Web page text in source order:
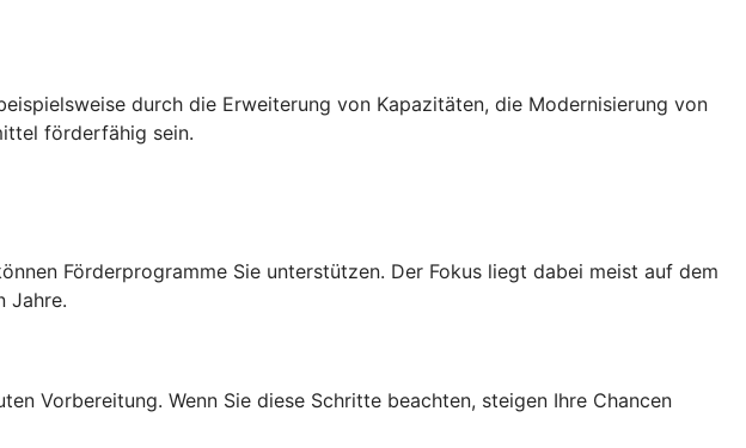
durch die Erweiterung von Kapazitäten, die Modernisierung von
förderfähig sein.
Förderprogramme Sie unterstützen. Der Fokus liegt dabei meist auf dem
Jahre.
Vorbereitung. Wenn Sie diese Schritte beachten, steigen Ihre Chancen